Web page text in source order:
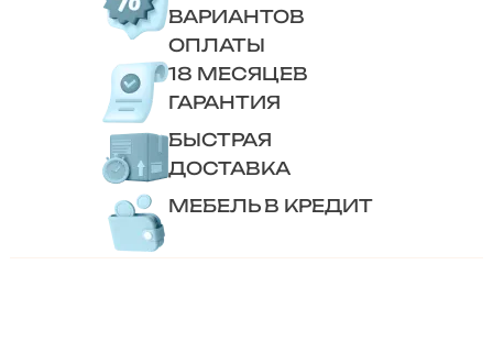
ВАРИАНТОВ
ОПЛАТЫ
18 МЕСЯЦЕВ
ГАРАНТИЯ
БЫСТРАЯ
ДОСТАВКА
МЕБЕЛЬ В КРЕДИТ